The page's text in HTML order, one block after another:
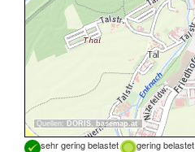
Quellen: DORIS, basemap.at
sehr gering belastet gering belastet